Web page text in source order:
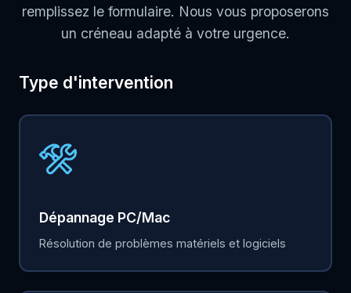
remplissez le formulaire. Nous vous proposerons
un créneau adapté à votre urgence.
Type d'intervention
Dépannage PC/Mac
Résolution de problèmes matériels et logiciels